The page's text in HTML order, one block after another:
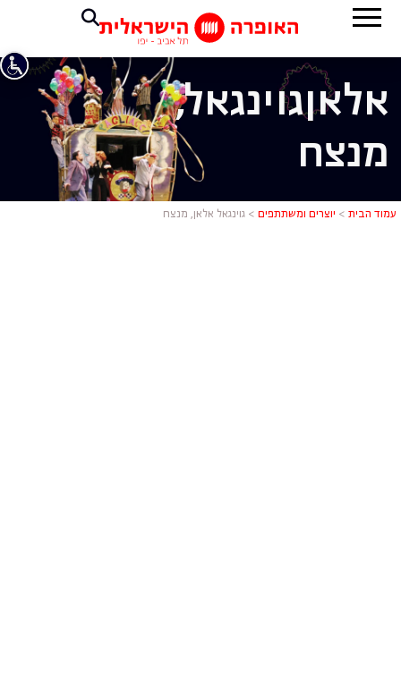
גוינגאל
אלאןגוינגאל,
מנצח
עמוד הבית > יוצרים ומשתתפים > גוינגאל אלאן, מנצח